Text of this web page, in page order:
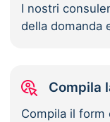
I nostri
della domanda
Compila
Compila il form